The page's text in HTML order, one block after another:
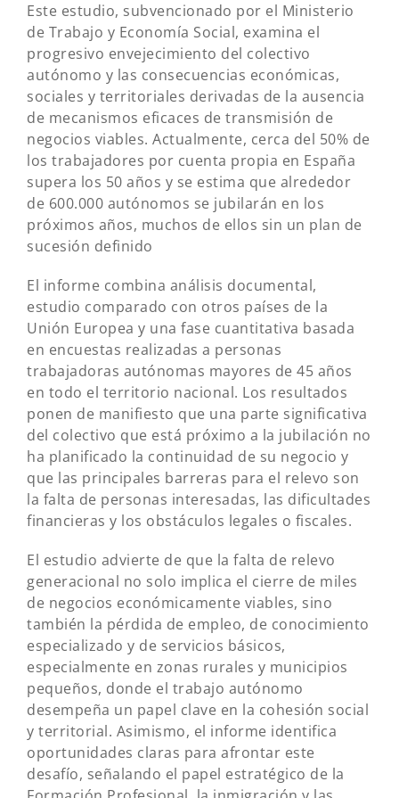
Este estudio, subvencionado por el Ministerio
de Trabajo y Economía Social, examina el
progresivo envejecimiento del colectivo
autónomo y las consecuencias económicas,
sociales y territoriales derivadas de la ausencia
de mecanismos eficaces de transmisión de
negocios viables. Actualmente, cerca del 50% de
los trabajadores por cuenta propia en España
supera los 50 años y se estima que alrededor
de 600.000 autónomos se jubilarán en los
próximos años, muchos de ellos sin un plan de
sucesión definido
El informe combina análisis documental,
estudio comparado con otros países de la
Unión Europea y una fase cuantitativa basada
en encuestas realizadas a personas
trabajadoras autónomas mayores de 45 años
en todo el territorio nacional. Los resultados
ponen de manifiesto que una parte significativa
del colectivo que está próximo a la jubilación no
ha planificado la continuidad de su negocio y
que las principales barreras para el relevo son
la falta de personas interesadas, las dificultades
financieras y los obstáculos legales o fiscales.
El estudio advierte de que la falta de relevo
generacional no solo implica el cierre de miles
de negocios económicamente viables, sino
también la pérdida de empleo, de conocimiento
especializado y de servicios básicos,
especialmente en zonas rurales y municipios
pequeños, donde el trabajo autónomo
desempeña un papel clave en la cohesión social
y territorial. Asimismo, el informe identifica
oportunidades claras para afrontar este
desafío, señalando el papel estratégico de la